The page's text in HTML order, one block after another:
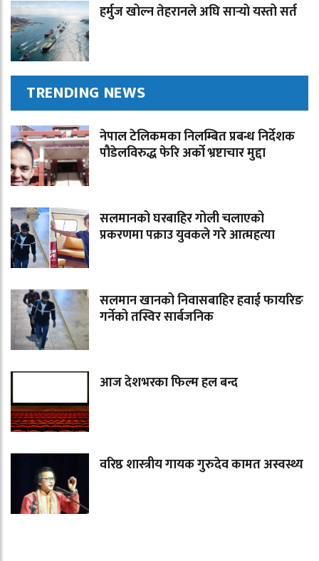
हर्मुज खोल्न तेहरानले अघि सार्‍यो यस्तो सर्त
TRENDING NEWS
नेपाल टेलिकमका निलम्बित प्रबन्ध निर्देशक
पौडेलविरुद्ध फेरि अर्को भ्रष्टाचार मुद्दा
सलमानको घरबाहिर गोली चलाएको
प्रकरणमा पक्राउ युवकले गरे आत्महत्या
सलमान खानको निवासबाहिर हवाई फायरिङ
गर्नेको तस्विर सार्बजनिक
आज देशभरका फिल्म हल बन्द
वरिष्ठ शास्त्रीय गायक गुरुदेव कामत अस्वस्थ्य